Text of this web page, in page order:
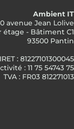
Ambient IT
avenue Jean Lolive
étage - Bâtiment C1
93500 Pantin
: 81227101300045
: 11 75 54743 75
TVA : FR03 812271013